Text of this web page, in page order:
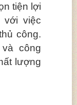
tiện lợi
với việc
công.
công
lượng